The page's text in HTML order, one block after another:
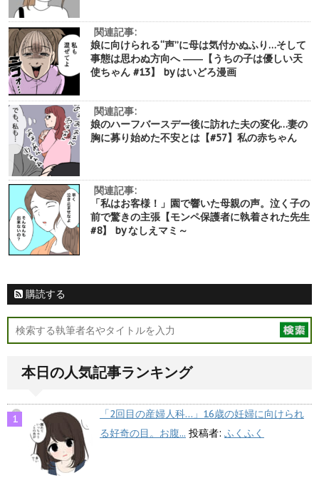
関連記事:
娘に向けられる“声”に母は気付かぬふり…そして
事態は思わぬ方向へ ――【うちの子は優しい天
使ちゃん #13】 by はいどろ漫画
関連記事:
娘のハーフバースデー後に訪れた夫の変化…妻の
胸に募り始めた不安とは【#57】私の赤ちゃん
関連記事:
「私はお客様！」園で響いた母親の声。泣く子の
前で驚きの主張【モンペ保護者に執着された先生
#8】 by なしえマミ～
購読する
本日の人気記事ランキング
「2回目の産婦人科…」16歳の妊婦に向けられ
る好奇の目。お腹... 投稿者: ふくふく